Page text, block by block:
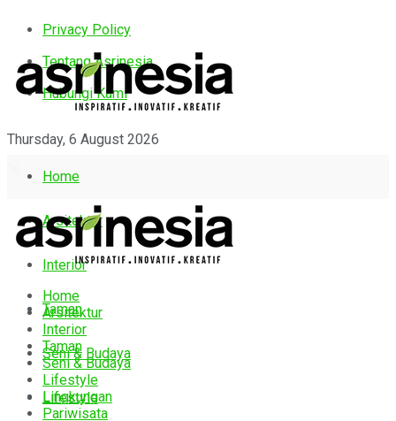
Privacy Policy
Tentang Asrinesia
Hubungi Kami
Thursday, 6 August 2026
Home
Arsitektur
Interior
Taman
Seni & Budaya
Lifestyle
Home
Arsitektur
Interior
Taman
Seni & Budaya
Lifestyle
Lingkungan
Pariwisata